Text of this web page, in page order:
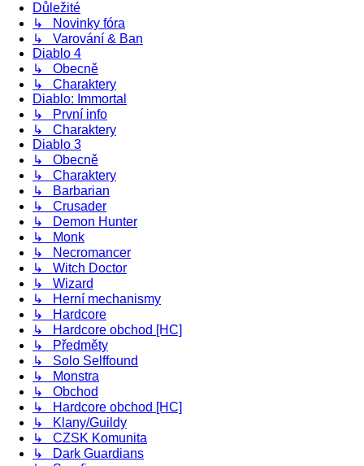
Důležité
↳ Novinky fóra
↳ Varování & Ban
Diablo 4
↳ Obecně
↳ Charaktery
Diablo: Immortal
↳ První info
↳ Charaktery
Diablo 3
↳ Obecně
↳ Charaktery
↳ Barbarian
↳ Crusader
↳ Demon Hunter
↳ Monk
↳ Necromancer
↳ Witch Doctor
↳ Wizard
↳ Herní mechanismy
↳ Hardcore
↳ Hardcore obchod [HC]
↳ Předměty
↳ Solo Selffound
↳ Monstra
↳ Obchod
↳ Hardcore obchod [HC]
↳ Klany/Guildy
↳ CZSK Komunita
↳ Dark Guardians